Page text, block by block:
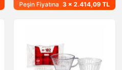
Peşin Fiyatına 3 x 2.414,09 TL